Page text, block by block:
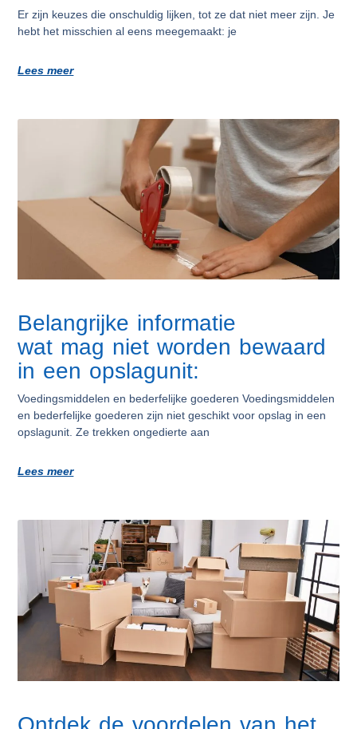
Er zijn keuzes die onschuldig lijken, tot ze dat niet meer zijn. Je
hebt het misschien al eens meegemaakt: je
Lees meer
Belangrijke informatie
wat mag niet worden bewaard
in een opslagunit:
Voedingsmiddelen en bederfelijke goederen Voedingsmiddelen
en bederfelijke goederen zijn niet geschikt voor opslag in een
opslagunit. Ze trekken ongedierte aan
Lees meer